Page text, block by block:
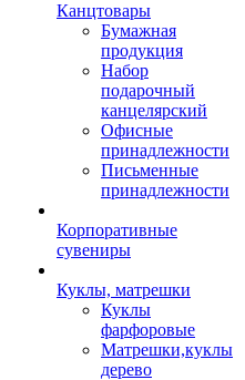
Канцтовары
Бумажная
продукция
Набор
подарочный
канцелярский
Офисные
принадлежности
Письменные
принадлежности
Корпоративные
сувениры
Куклы, матрешки
Куклы
фарфоровые
Матрешки,куклы
дерево